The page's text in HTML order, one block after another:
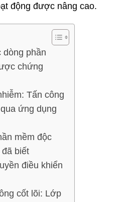
động được nâng cao.
dòng phần
chứng
Tấn công
ứng dụng
mềm độc
đã biết
điều khiển
cốt lõi: Lớp